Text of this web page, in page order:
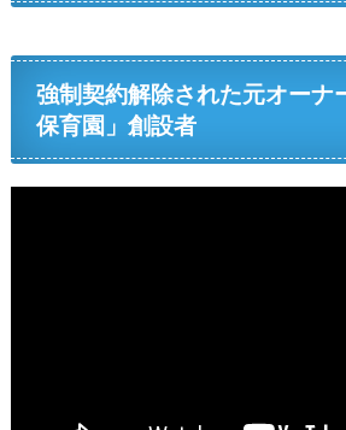
強制契約解除された元オーナ
保育園」創設者